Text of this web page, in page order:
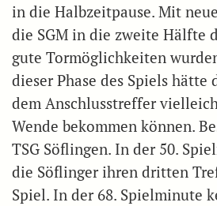
in die Halbzeitpause. Mit
die SGM in die zweite Hälfte
gute Tormöglichkeiten
dieser Phase des Spiels hätte
dem Anschlusstreffer
Wende bekommen können.
TSG Söflingen. In der 50.
die Söflinger ihren dritten
Spiel. In der 68. Spielminute